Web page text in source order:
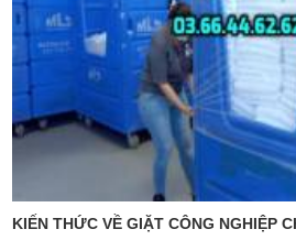
KIẾN THỨC VỀ GIẶT CÔNG NGHIỆP